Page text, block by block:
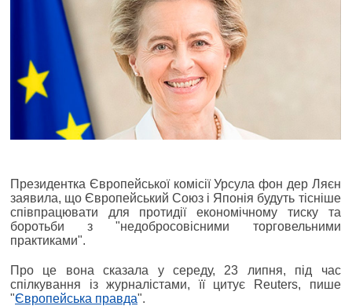
Президентка Європейської комісії Урсула фон дер Ляєн
заявила, що Європейський Союз і Японія будуть тісніше
співпрацювати для протидії економічному тиску та
боротьби з "недобросовісними торговельними
практиками".
Про це вона сказала у середу, 23 липня, під час
спілкування із журналістами, її цитує Reuters, пише
"Європейська правда".